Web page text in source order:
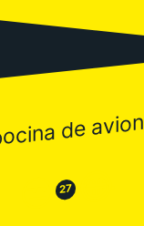
de avion
😒 27 😂